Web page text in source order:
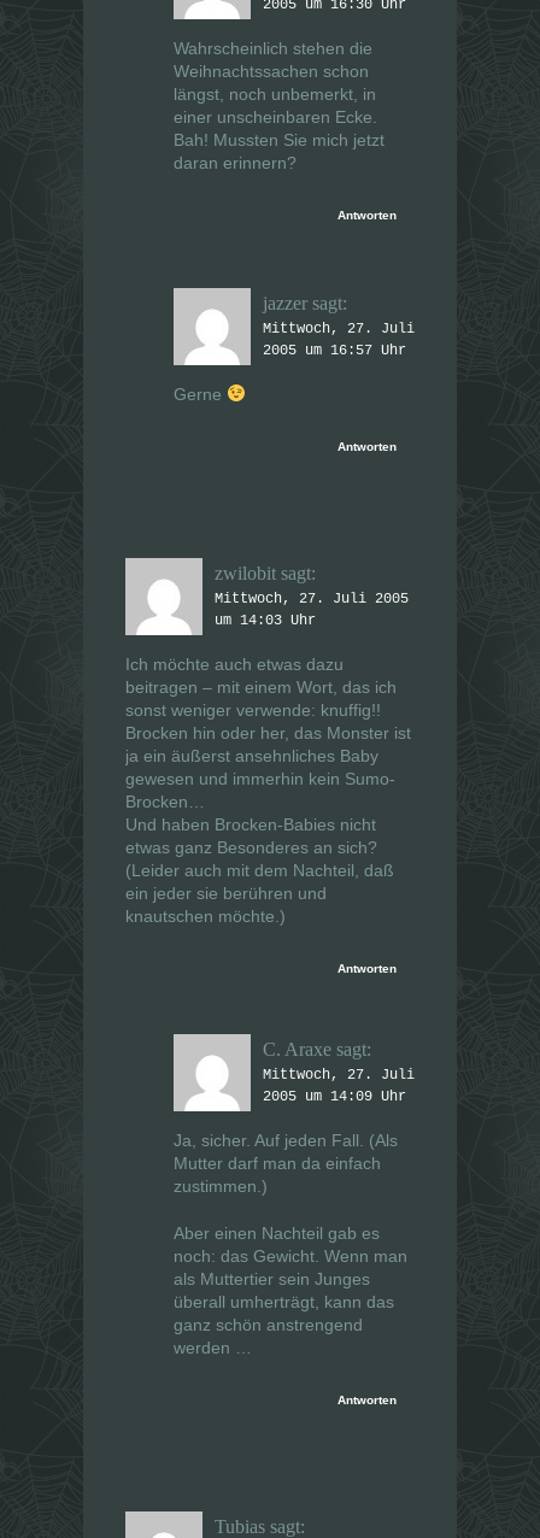
2005 um 16:30 Uhr
Wahrscheinlich stehen die
Weihnachtssachen schon
längst, noch unbemerkt, in
einer unscheinbaren Ecke.
Bah! Mussten Sie mich jetzt
daran erinnern?
Antworten
jazzer sagt:
Mittwoch, 27. Juli
2005 um 16:57 Uhr
Gerne
Antworten
zwilobit sagt:
Mittwoch, 27. Juli 2005
um 14:03 Uhr
Ich möchte auch etwas dazu
beitragen – mit einem Wort, das ich
sonst weniger verwende: knuffig!!
Brocken hin oder her, das Monster ist
ja ein äußerst ansehnliches Baby
gewesen und immerhin kein Sumo-
Brocken…
Und haben Brocken-Babies nicht
etwas ganz Besonderes an sich?
(Leider auch mit dem Nachteil, daß
ein jeder sie berühren und
knautschen möchte.)
Antworten
C. Araxe sagt:
Mittwoch, 27. Juli
2005 um 14:09 Uhr
Ja, sicher. Auf jeden Fall. (Als
Mutter darf man da einfach
zustimmen.)
Aber einen Nachteil gab es
noch: das Gewicht. Wenn man
als Muttertier sein Junges
überall umherträgt, kann das
ganz schön anstrengend
werden …
Antworten
Tubias sagt: